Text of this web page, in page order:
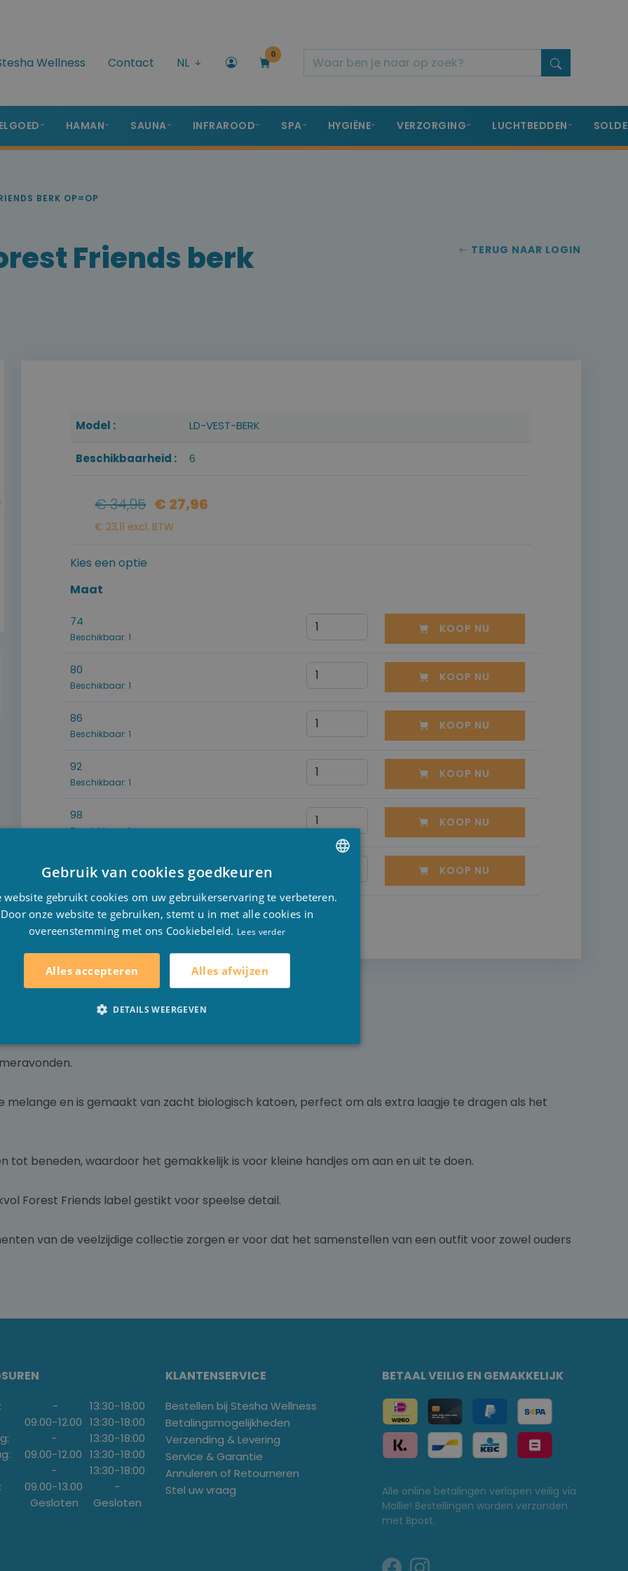
Wellness Contact NL
0
HAMAN SAUNA INFRAROOD SPA HYGIËNE VERZORGING LUCHTBEDDEN
BERK OP=OP
Friends berk TERUG NAAR LOGIN
Model : LD-VEST-BERK
Beschikbaarheid : 6
€ 34,95 € 27,96
€ 23,11 excl. BTW
Kies een optie
Maat
74
Beschikbaar: 1
KOOP NU
80
Beschikbaar: 1
KOOP NU
86
Beschikbaar: 1
KOOP NU
92
Beschikbaar: 1
KOOP NU
98
Beschikbaar: 1
KOOP NU
Beschikbaar: 1
KOOP NU
en is gemaakt van zacht biologisch katoen, perfect om als extra laagje te dragen als het
tot beneden, waardoor het gemakkelijk is voor kleine handjes om aan en uit te doen.
Forest Friends label gestikt voor speelse detail.
van de veelzijdige collectie zorgen er voor dat het samenstellen van een outfit voor zowel ouders
- 13:30-18:00
09.00-12.00 13:30-18:00
- 13:30-18:00
09.00-12.00 13:30-18:00
-
13:30-18:00
09.00-13.00
-
Gesloten
Gesloten
KLANTENSERVICE
Bestellen bij Stesha Wellness
Betalingsmogelijkheden
Verzending & Levering
Service & Garantie
Annuleren of Retourneren
Stel uw vraag
BETAAL VEILIG EN GEMAKKELIJK
Alle online betalingen verlopen veilig via
Mollie! Bestellingen worden verzonden
met Bpost.
Gebruik van cookies goedkeuren
website gebruikt cookies om uw gebruikerservaring te verbeteren.
Door onze website te gebruiken, stemt u in met alle cookies in
overeenstemming met ons Cookiebeleid. Lees verder
Alles accepteren Alles afwijzen
DETAILS WEERGEVEN